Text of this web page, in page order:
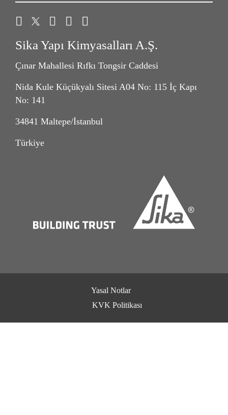
Sika Yapı Kimyasalları A.Ş.
Çınar Mahallesi Rıfkı Tongsir Caddesi
Nida Kule Küçükyalı Sitesi A04 No: 115 İç Kapı
No: 141
34841 Maltepe/İstanbul
Türkiye
Yasal Notlar
KVK Politikası